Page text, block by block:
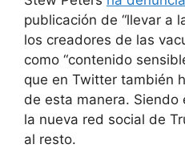
publicación de “llevar a
los creadores de las
como “contenido
que en Twitter también
de esta manera. Siendo
la nueva red social de
al resto.